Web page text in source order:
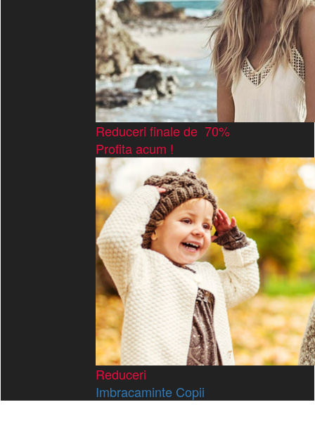
Reduceri finale de 70%
Profita acum !
Reduceri
Imbracaminte Copii